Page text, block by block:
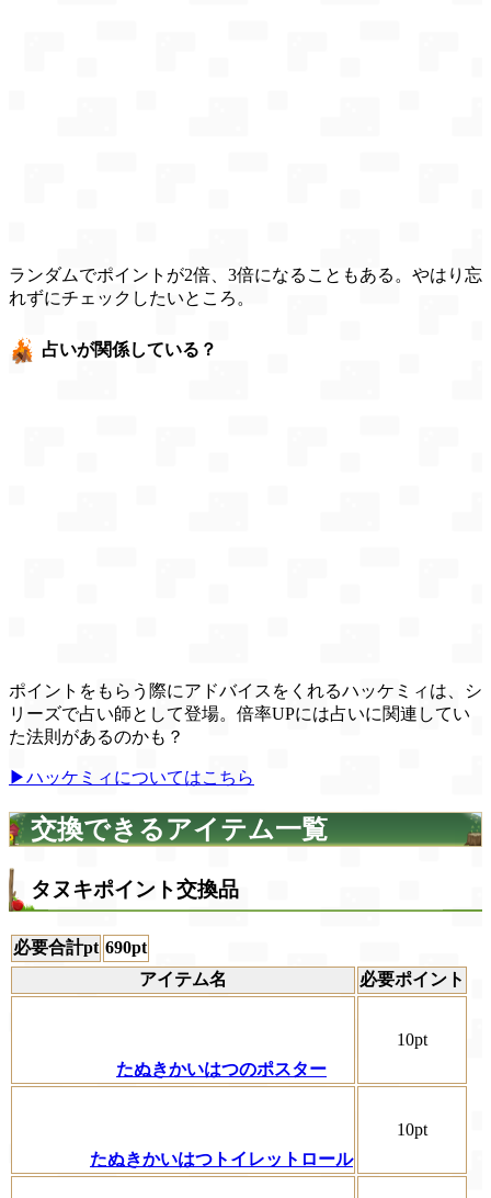
ランダムでポイントが2倍、3倍になることもある。やはり忘
れずにチェックしたいところ。
占いが関係している？
ポイントをもらう際にアドバイスをくれるハッケミィは、シ
リーズで占い師として登場。倍率UPには占いに関連してい
た法則があるのかも？
▶ハッケミィについてはこちら
交換できるアイテム一覧
タヌキポイント交換品
必要合計pt 690pt
アイテム名
必要ポイント
たぬきかいはつのポスター
10pt
たぬきかいはつトイレットロール
10pt